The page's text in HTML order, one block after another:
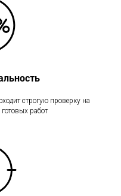
строгую проверку на
работ